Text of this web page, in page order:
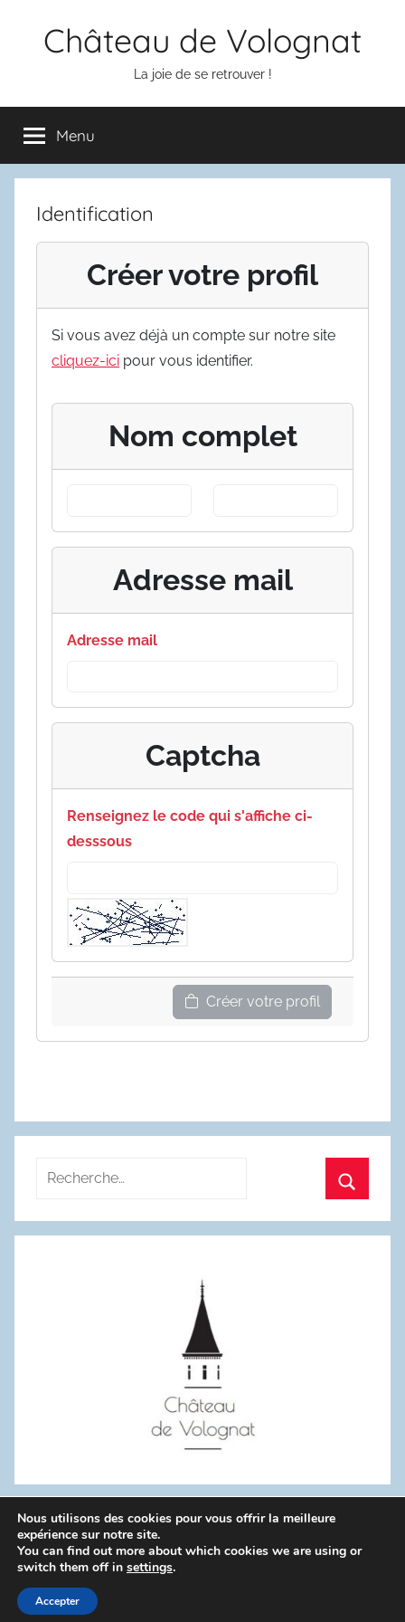
Château de Volognat
La joie de se retrouver !
Menu
Identification
Créer votre profil
Si vous avez déjà un compte sur notre site
cliquez-ici pour vous identifier.
Nom complet
Adresse mail
Adresse mail
Captcha
Renseignez le code qui s'affiche ci-
desssous
Créer votre profil
Recherche
:
WordPress Theme: Donovan by ThemeZee.
Politique de confidentialité
Nous utilisons des cookies pour vous offrir la meilleure
expérience sur notre site.
You can find out more about which cookies we are using or
switch them off in settings.
Accepter